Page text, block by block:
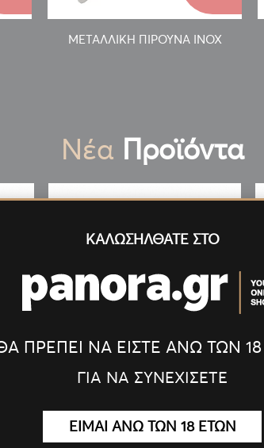
ΜΕΤΑΛΛΙΚΗ ΠΙΡΟΥΝΑ INOX
Νέα Προϊόντα
ΦΛΟΓΙΣΤΡΟ LED ΠΟΛΥΤΕΛ.
ΧΡΥΣΟΣ
27.55€
ΚΑΛΩΣΗΛΘΑΤΕ ΣΤΟ
ΠΡΕΠΕΙ ΝΑ ΕΙΣΤΕ ΑΝΩ ΤΩΝ
ΓΙΑ ΝΑ ΣΥΝΕΧΙΣΕΤΕ
ΕΙΜΑΙ ΑΝΩ ΤΩΝ 18 ΕΤΩΝ